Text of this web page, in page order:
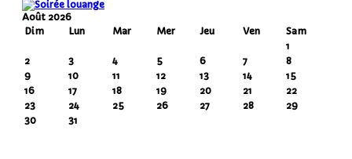
Août 2026
Dim
Lun Mar Mer Jeu Ven
Sam
1
2
3 4 5 6 7
8
9
10 11 12 13 14
15
16
17 18 19 20 21
22
23
24 25 26 27 28
29
30
31